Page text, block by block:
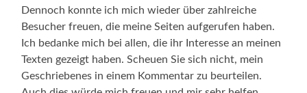
Dennoch konnte ich mich wieder über zahlreiche
Besucher freuen, die meine Seiten aufgerufen haben.
Ich bedanke mich bei allen, die ihr Interesse an meinen
Texten gezeigt haben. Scheuen Sie sich nicht, mein
Geschriebenes in einem Kommentar zu beurteilen.